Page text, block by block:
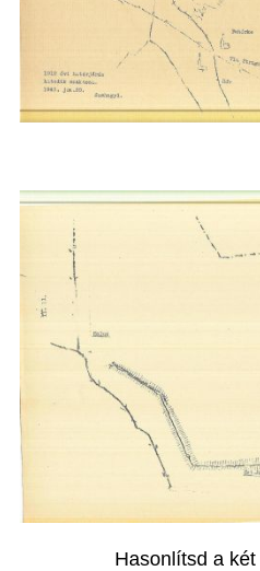
Hasonlítsd a